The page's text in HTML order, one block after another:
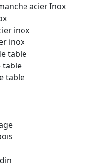
acier Inox
inox
inox
table
table
table